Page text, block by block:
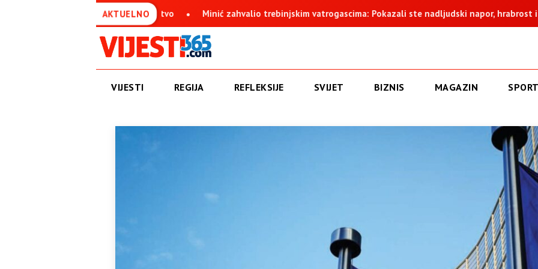
AKTUELNO
Sarajevo boli srpsko jedinstvo Minić zahvalio trebinjskim vatrogascima: Pokazali ste nadljudski napor, hrabrost i
VIJESTI REGIJA REFLEKSIJE SVIJET BIZNIS MAGAZIN